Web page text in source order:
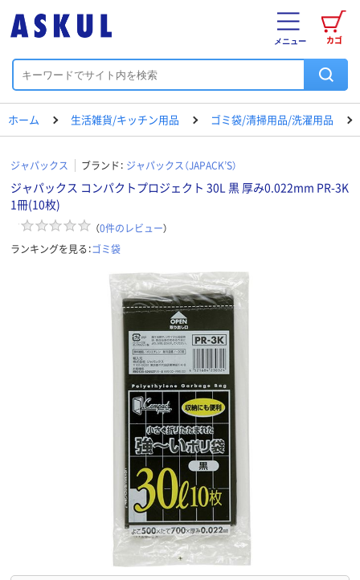
カゴ
メニュー
ホーム 生活雑貨/キッチン用品 ゴミ袋/清掃用品/洗濯用品
ジャパックス ブランド： ジャパックス（JAPACK’S）
ジャパックス コンパクトプロジェクト 30L 黒 厚み0.022mm PR-3K
1冊(10枚)
（0件のレビュー）
ランキングを見る：ゴミ袋